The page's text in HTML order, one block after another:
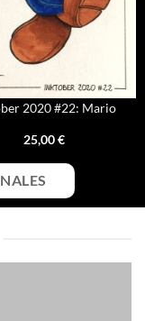
2020 #22: Mario
25,00€